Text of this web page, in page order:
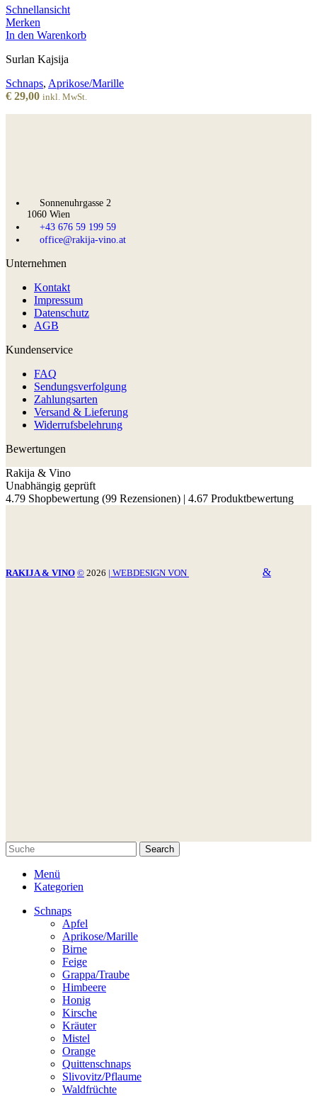
Schnellansicht
Merken
In den Warenkorb
Surlan Kajsija
Schnaps, Aprikose/Marille
€ 29,00 inkl. MwSt.
Sonnenuhrgasse 2
1060 Wien
+43 676 59 199 59
office@rakija-vino.at
Unternehmen
Kontakt
Impressum
Datenschutz
AGB
Kundenservice
FAQ
Sendungsverfolgung
Zahlungsarten
Versand & Lieferung
Widerrufsbelehrung
Bewertungen
Rakija & Vino
Unabhängig geprüft
4.79 Shopbewertung (99 Rezensionen) | 4.67 Produktbewertung
RAKIJA & VINO © 2026 | WEBDESIGN VON &
Search
Menü
Kategorien
Schnaps
Apfel
Aprikose/Marille
Birne
Feige
Grappa/Traube
Himbeere
Honig
Kirsche
Kräuter
Mistel
Orange
Quittenschnaps
Slivovitz/Pflaume
Waldfrüchte